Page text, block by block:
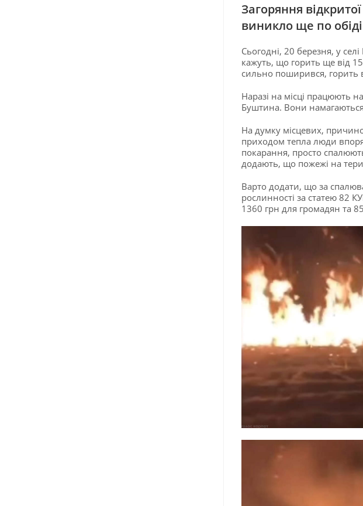
Загоряння
виникло ще по
Сьогодні, 20 березня, у
кажуть, що горить ще від
сильно поширився, горить
Наразі на місці працюють
Буштина. Вони
На думку місцевих,
приходом тепла люди
покарання, просто
додають, що пожежі на
Варто додати, що за
рослинності за статею 82
1360 грн для громадян та